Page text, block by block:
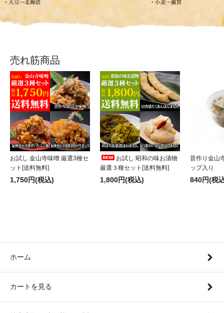
売れ筋商品
お試し 金山寺味噌 厳選3種セ
ット[送料無料]
1,750円(税込)
お試し 昭和の味お漬物
厳選３種セット[送料無料]
1,800円(税込)
昔作り金山
ップ入り
840円(税
ホーム
カートを見る